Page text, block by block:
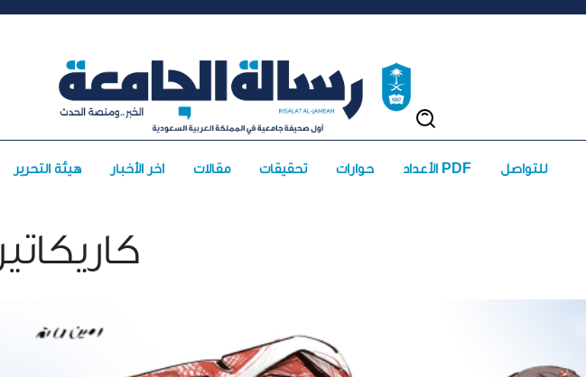
هيئة التحرير آخر الأخبار مقالات تحقيقات حوارات الأعداد PDF للتواصل
كاريكاتير